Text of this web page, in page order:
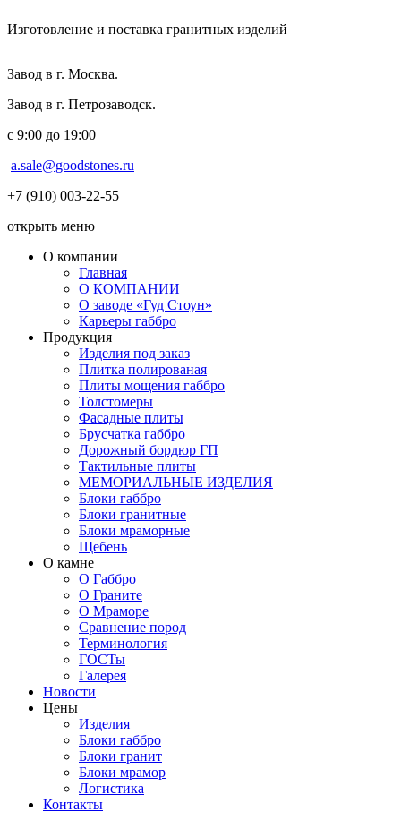
Изготовление и поставка гранитных изделий
Завод в г. Москва.
Завод в г. Петрозаводск.
с 9:00 до 19:00
a.sale@goodstones.ru
+7 (910) 003-22-55
открыть меню
О компании
Главная
О КОМПАНИИ
О заводе «Гуд Стоун»
Карьеры габбро
Продукция
Изделия под заказ
Плитка полированая
Плиты мощения габбро
Толстомеры
Фасадные плиты
Брусчатка габбро
Дорожный бордюр ГП
Тактильные плиты
МЕМОРИАЛЬНЫЕ ИЗДЕЛИЯ
Блоки габбро
Блоки гранитные
Блоки мраморные
Щебень
О камне
О Габбро
О Граните
О Мраморе
Сравнение пород
Терминология
ГОСТы
Галерея
Новости
Цены
Изделия
Блоки габбро
Блоки гранит
Блоки мрамор
Логистика
Контакты